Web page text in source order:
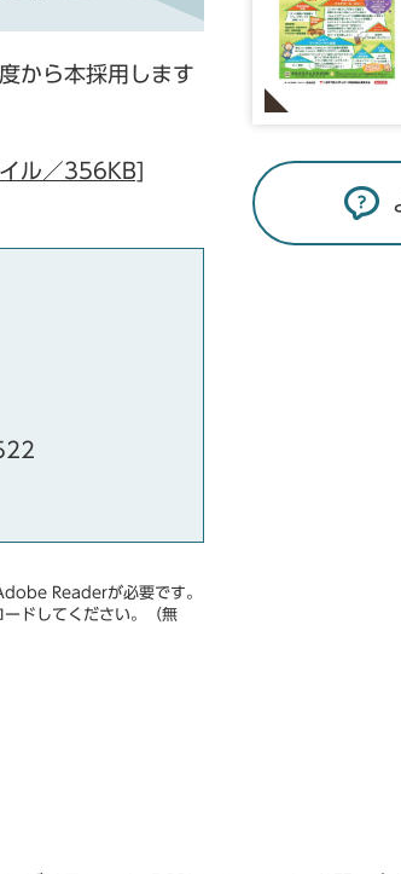
から本採用します
ル／356KB]
Readerが必要です。
ドしてください。（無